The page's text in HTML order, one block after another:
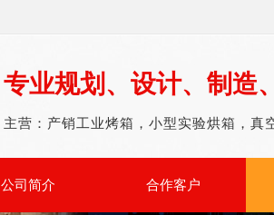
专业规划、设计、制造
主营：产销工业烤箱，小型实验烘箱，真
公司简介 合作客户